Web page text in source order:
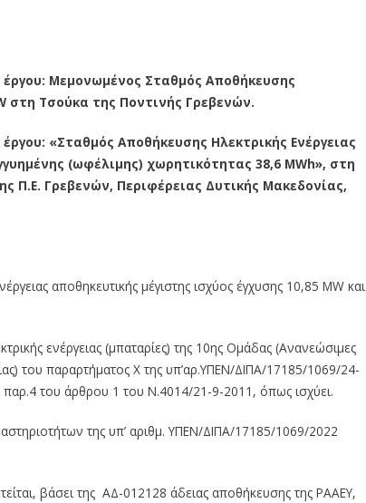
Μεμονωμένος Σταθμός Αποθήκευσης
στη Τσούκα της Ποντινής Γρεβενών.
«Σταθμός Αποθήκευσης Ηλεκτρικής Ενέργειας
(ωφέλιμης) χωρητικότητας 38,6 MWh», στη
Π.Ε. Γρεβενών, Περιφέρειας Δυτικής Μακεδονίας,
αποθηκευτικής μέγιστης ισχύος έγχυσης 10,85 MW και
ενέργειας (μπαταρίες) της 10ης Ομάδας (Ανανεώσιμες
του παραρτήματος Χ της υπ’αρ.ΥΠΕΝ/ΔΙΠΑ/17185/1069/24-
παρ.4 του άρθρου 1 του Ν.4014/21-9-2011, όπως ισχύει.
της υπ’ αριθμ. ΥΠΕΝ/ΔΙΠΑ/17185/1069/2022
βάσει της ΑΔ-012128 άδειας αποθήκευσης της ΡΑΑΕΥ,